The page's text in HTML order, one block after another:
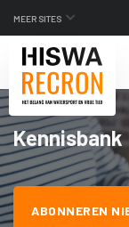
MEER SITES
Kennisbank
ABONNEREN